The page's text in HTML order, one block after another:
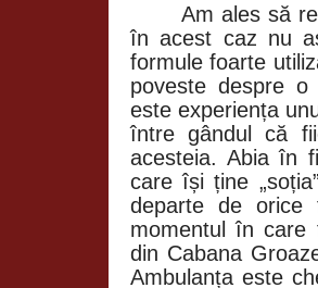
Am ales să
în acest caz nu
formule foarte
poveste despre
este experiența
între gândul că
acesteia. Abia în
care își ține
departe de orice
momentul în care
din Cabana
Ambulanța este